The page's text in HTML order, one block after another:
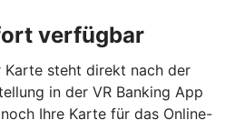
verfügbar
steht direkt nach der
in der VR Banking App
Ihre Karte für das Online-